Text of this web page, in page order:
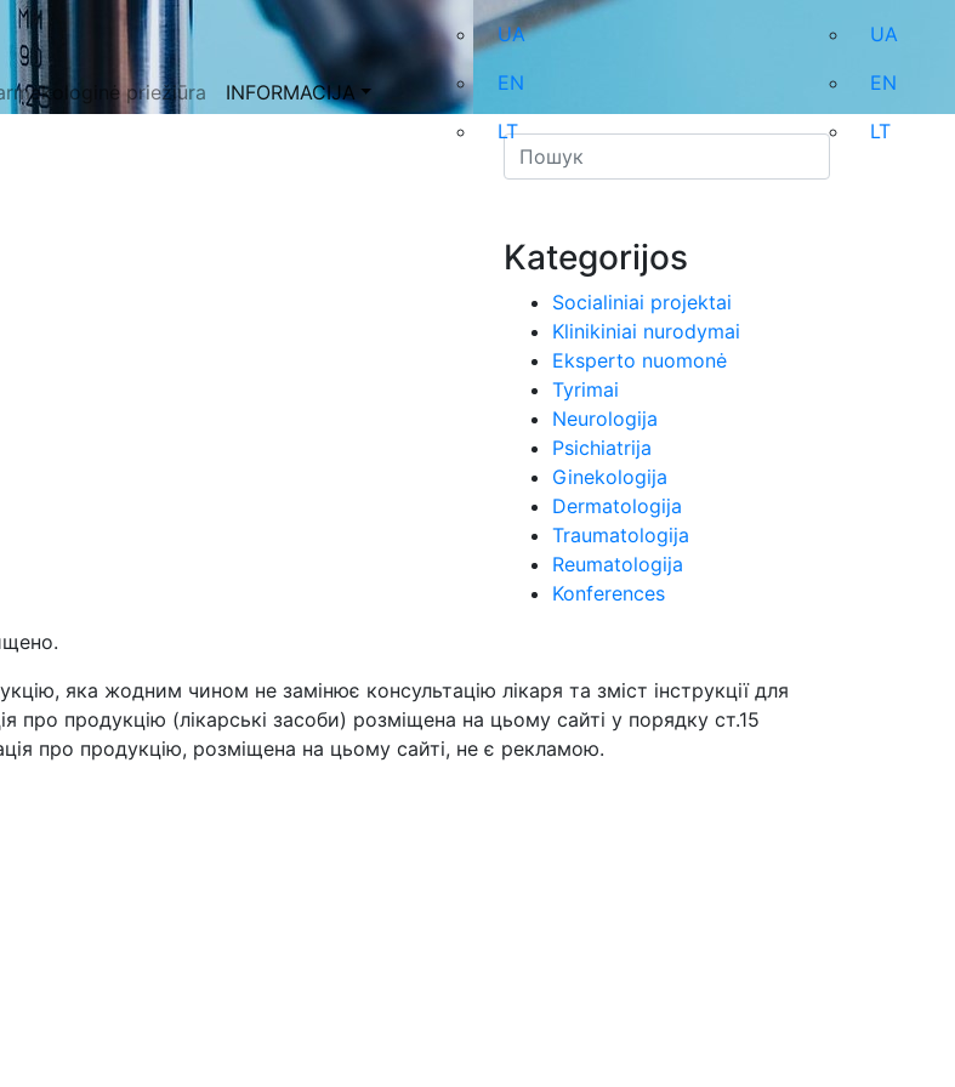
priežiūra INFORMACIJA
UA
EN
LT
UA
EN
LT
Kategorijos
Socialiniai projektai
Klinikiniai nurodymai
Eksperto nuomonė
Tyrimai
Neurologija
Psichiatrija
Ginekologija
Dermatologija
Traumatologija
Reumatologija
Konferences
яка жодним чином не замінює консультацію лікаря та зміст інструкції для
про продукцію (лікарські засоби) розміщена на цьому сайті у порядку ст.15
про продукцію, розміщена на цьому сайті, не є рекламою.